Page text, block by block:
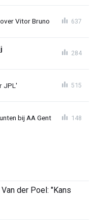
Vitor Bruno 637
284
JPL' 515
bij AA Gent 148
der Poel: "Kans